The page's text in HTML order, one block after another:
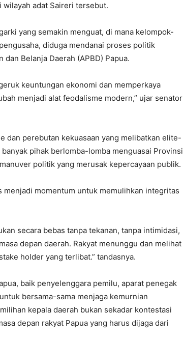
wilayah adat Saireri tersebut.
yang semakin menguat, di mana kelompok-
diduga mendanai proses politik
Belanja Daerah (APBD) Papua.
keuntungan ekonomi dan memperkaya
menjadi alat feodalisme modern,” ujar senator
dan perebutan kekuasaan yang melibatkan elite-
pihak berlomba-lomba menguasai Provinsi
politik yang merusak kepercayaan publik.
menjadi momentum untuk memulihkan integritas
secara bebas tanpa tekanan, tanpa intimidasi,
depan daerah. Rakyat menunggu dan melihat
holder yang terlibat.” tandasnya.
baik penyelenggara pemilu, aparat penegak
bersama-sama menjaga kemurnian
kepala daerah bukan sekadar kontestasi
depan rakyat Papua yang harus dijaga dari